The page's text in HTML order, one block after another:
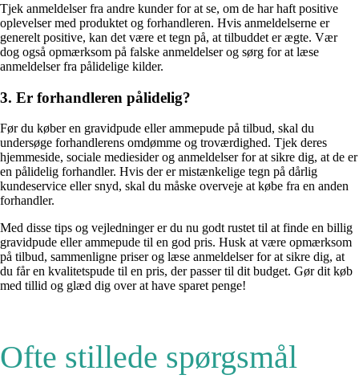
Tjek anmeldelser fra andre kunder for at se, om de har haft positive
oplevelser med produktet og forhandleren. Hvis anmeldelserne er
generelt positive, kan det være et tegn på, at tilbuddet er ægte. Vær
dog også opmærksom på falske anmeldelser og sørg for at læse
anmeldelser fra pålidelige kilder.
3. Er forhandleren pålidelig?
Før du køber en gravidpude eller ammepude på tilbud, skal du
undersøge forhandlerens omdømme og troværdighed. Tjek deres
hjemmeside, sociale mediesider og anmeldelser for at sikre dig, at de er
en pålidelig forhandler. Hvis der er mistænkelige tegn på dårlig
kundeservice eller snyd, skal du måske overveje at købe fra en anden
forhandler.
Med disse tips og vejledninger er du nu godt rustet til at finde en billig
gravidpude eller ammepude til en god pris. Husk at være opmærksom
på tilbud, sammenligne priser og læse anmeldelser for at sikre dig, at
du får en kvalitetspude til en pris, der passer til dit budget. Gør dit køb
med tillid og glæd dig over at have sparet penge!
Ofte stillede spørgsmål